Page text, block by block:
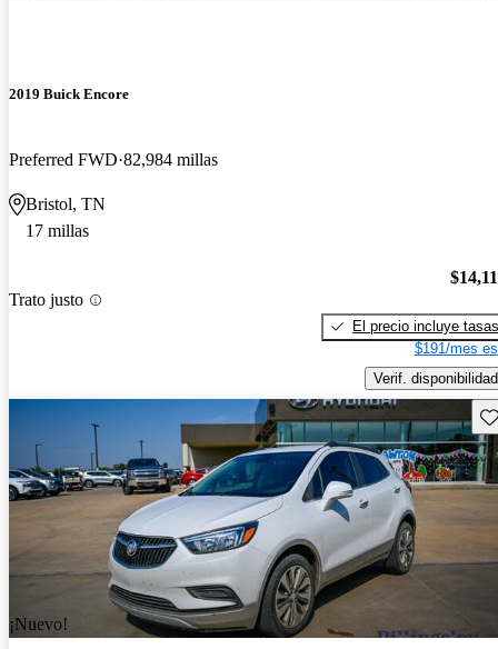
2019 Buick Encore
Preferred FWD 82,984 millas
Bristol, TN
17 millas
Trato justo
El precio incluye tasas
$191/mes
Verif. disponibilidad
¡Nuevo!